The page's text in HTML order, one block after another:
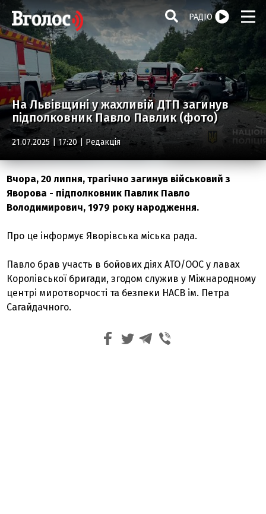
РАДІО
На Львівщині у жахливій ДТП загинув
підполковник Павло Павлик (фото)
21.07.2025 | 17:20 | Редакція
Вчора, 20 липня, трагічно загинув військовий з
Яворова - підполковник Павлик Павло
Володимирович, 1979 року народження.
Про це інформує Яворівська міська рада.
Павло брав участь в бойових діях АТО/ООС у лавах
Королівської бригади, згодом служив у Міжнародному
центрі миротворчості та безпеки НАСВ ім. Петра
Сагайдачного.